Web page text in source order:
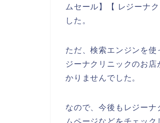
ムセール】【 レジーナ
した。
ただ、検索エンジンを
ジーナクリニックのお
かりませんでした。
なので、今後もレジー